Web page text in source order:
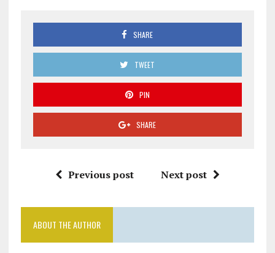
SHARE
TWEET
PIN
SHARE
Previous post Next post
ABOUT THE AUTHOR